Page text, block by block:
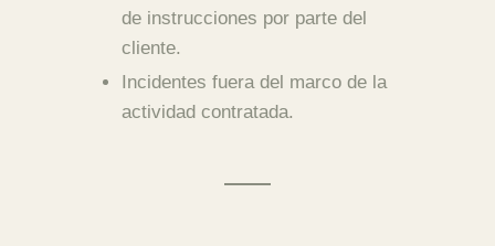
de instrucciones por parte del
cliente.
Incidentes fuera del marco de la
actividad contratada.